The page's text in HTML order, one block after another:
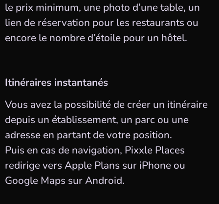
le prix minimum, une photo d’une table, un
lien de réservation pour les restaurants ou
encore le nombre d’étoile pour un hôtel.
Itinéraires instantanés
Vous avez la possibilité de créer un itinéraire
depuis un établissement, un parc ou une
adresse en partant de votre position.
Puis en cas de navigation, Pixxle Places
redirige vers Apple Plans sur iPhone ou
Google Maps sur Android.